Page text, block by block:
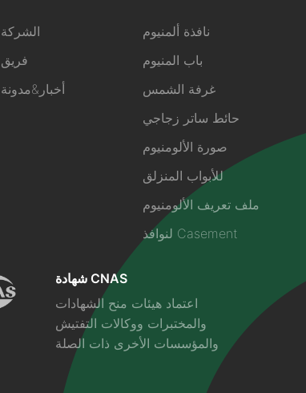
فريق
أخبار&مدونة
نافذة ألمنيوم
باب المنيوم
غرفة الشمس
حائط ساتر زجاجي
صورة الألومنيوم
للأبواب المنزلق
ملف تعريف الألومنيوم
لنوافذ Casement
شهادة CNAS
اعتماد هيئات منح الشهادات
والمختبرات ووكالات التفتيش
والمؤسسات الأخرى ذات الصلة